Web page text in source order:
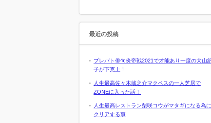
最近の投稿
プレバト俳句炎帝戦2021で才能あり一度の犬山
子が下克上！
人生最高佐々木蔵之介マクベスの一人芝居で
ZONEに入った話！
人生最高レストラン柴咲コウがマタギになる為に
クリアする事